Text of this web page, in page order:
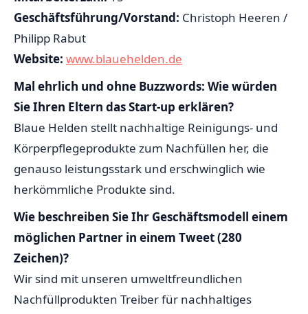
Geschäftsführung/Vorstand: Christoph Heeren /
Philipp Rabut
Website: www.blauehelden.de
Mal ehrlich und ohne Buzzwords: Wie würden
Sie Ihren Eltern das Start-up erklären?
Blaue Helden stellt nachhaltige Reinigungs- und
Körperpflegeprodukte zum Nachfüllen her, die
genauso leistungsstark und erschwinglich wie
herkömmliche Produkte sind.
Wie beschreiben Sie Ihr Geschäftsmodell einem
möglichen Partner in einem Tweet (280
Zeichen)?
Wir sind mit unseren umweltfreundlichen
Nachfüllprodukten Treiber für nachhaltiges